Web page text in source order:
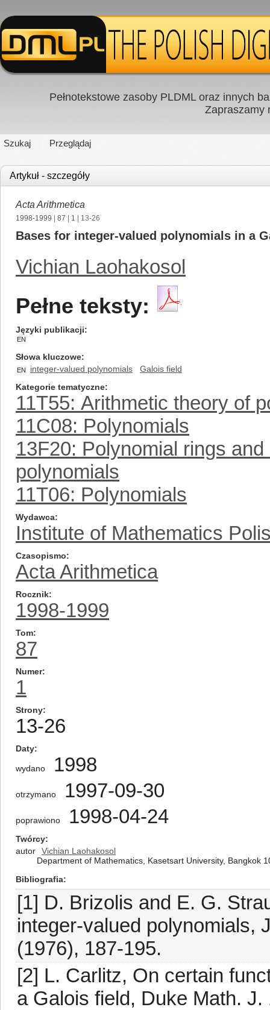
Pełnotekstowe zasoby PLDML oraz innych
Zapraszamy
Szukaj Przeglądaj
Artykuł - szczegóły
Acta Arithmetica
1998-1999 87 1 | 13-26
Bases for integer-valued polynomials in a
Vichian Laohakosol
Pełne teksty:
Języki publikacji
EN
Słowa kluczowe
EN integer-valued polynomials
Galois field
Kategorie tematyczne
11T55: Arithmetic theory of
11C08: Polynomials
13F20: Polynomial rings
polynomials
11T06: Polynomials
Wydawca
Institute of Mathematics
Czasopismo
Acta Arithmetica
Rocznik
1998-1999
Tom
87
Numer
1
Strony
13-26
Daty
wydano 1998
otrzymano 1997-09-30
poprawiono 1998-04-24
Twórcy
autor
Vichian Laohakosol
Department of Mathematics, Kasetsart University, Bangkok
Bibliografia
[1] D. Brizolis and E. G.
integer-valued polynomials,
(1976), 187-195.
[2] L. Carlitz, On certain
a Galois field, Duke Math.